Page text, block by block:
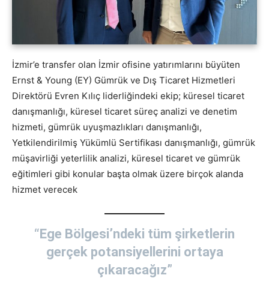
İzmir’e transfer olan İzmir ofisine yatırımlarını büyüten
Ernst & Young (EY) Gümrük ve Dış Ticaret Hizmetleri
Direktörü Evren Kılıç liderliğindeki ekip; küresel ticaret
danışmanlığı, küresel ticaret süreç analizi ve denetim
hizmeti, gümrük uyuşmazlıkları danışmanlığı,
Yetkilendirilmiş Yükümlü Sertifikası danışmanlığı, gümrük
müşavirliği yeterlilik analizi, küresel ticaret ve gümrük
eğitimleri gibi konular başta olmak üzere birçok alanda
hizmet verecek
“Ege Bölgesi’ndeki tüm şirketlerin
gerçek potansiyellerini ortaya
çıkaracağız”